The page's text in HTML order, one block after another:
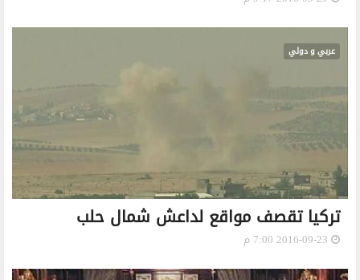
عربي و دولي
تركيا تقصف مواقع لداعش شمال حلب